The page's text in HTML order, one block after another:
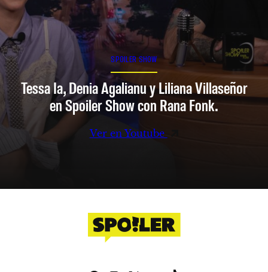
SPOILER SHOW
Tessa Ia, Denia Agalianu y Liliana Villaseñor
en Spoiler Show con Rana Fonk.
Ver en Youtube